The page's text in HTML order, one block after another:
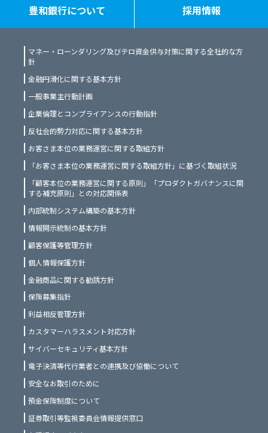
豊和銀行について 採用情報
マネー・ローンダリング及びテロ資金供与対策に関する全社的な方
針
金融円滑化に関する基本方針
一般事業主行動計画
企業倫理とコンプライアンスの行動指針
反社会的勢力対応に関する基本方針
お客さま本位の業務運営に関する取組方針
「お客さま本位の業務運営に関する取組方針」に基づく取組状況
「顧客本位の業務運営に関する原則」「プロダクトガバナンスに関
する補充原則」との対応関係表
内部統制システム構築の基本方針
情報開示統制の基本方針
顧客保護等管理方針
個人情報保護方針
金融商品に関する勧誘方針
保険募集指針
利益相反管理方針
カスタマーハラスメント対応方針
サイバーセキュリティ基本方針
電子決済等代行業者との連携及び協働について
安全なお取引のために
預金保険制度について
証券取引等監視委員会情報提供窓口